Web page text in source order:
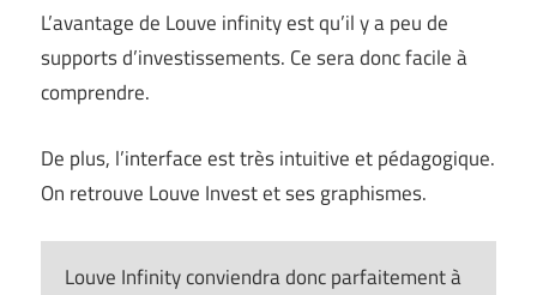
L’avantage de Louve infinity est qu’il y a peu de
supports d’investissements. Ce sera donc facile à
comprendre.
De plus, l’interface est très intuitive et pédagogique.
On retrouve Louve Invest et ses graphismes.
Louve Infinity conviendra donc parfaitement à